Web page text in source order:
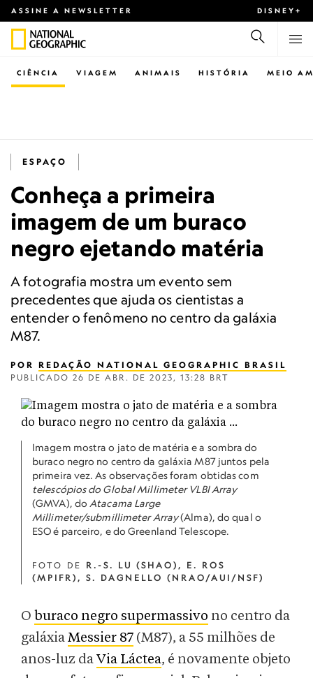
ASSINE A NEWSLETTER DISNEY+
CIÊNCIA VIAGEM ANIMAIS HISTÓRIA MEIO
ESPAÇO
Conheça a primeira
imagem de um buraco
negro ejetando matéria
A fotografia mostra um evento sem
precedentes que ajuda os cientistas a
entender o fenômeno no centro da galáxia
M87.
POR REDAÇÃO NATIONAL GEOGRAPHIC BRASIL
PUBLICADO 26 DE ABR. DE 2023, 13:28 BRT
Imagem mostra o jato de matéria e a sombra do
buraco negro no centro da galáxia M87 juntos pela
primeira vez. As observações foram obtidas com
telescópios do Global Millimeter VLBI Array
(GMVA), do Atacama Large
Millimeter/submillimeter Array(Alma), do qual o
ESO é parceiro, e do Greenland Telescope.
FOTO DE R.-S. LU (SHAO), E. ROS
(MPIFR), S. DAGNELLO (NRAO/AUI/NSF)
O buraco negro supermassivo no centro da
galáxiaMessier 87 (M87), a 55 milhões de
anos-luz daVia Láctea, é novamente objeto